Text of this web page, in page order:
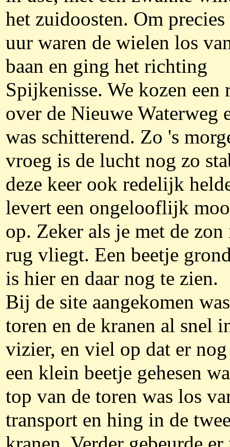
het zuidoosten. Om precies
uur waren de wielen los
baan en ging het richting
Spijkenisse. We kozen een
over de Nieuwe Waterweg
was schitterend. Zo 's
vroeg is de lucht nog zo
deze keer ook redelijk
levert een ongelooflijk
op. Zeker als je met de zon
rug vliegt. Een beetje
is hier en daar nog te zien.
Bij de site aangekomen
toren en de kranen al snel
vizier, en viel op dat er nog
een klein beetje gehesen
top van de toren was los
transport en hing in de